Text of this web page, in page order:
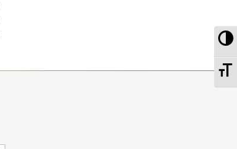
מתג ניגודיות גבוהה
מתג גודל גופן